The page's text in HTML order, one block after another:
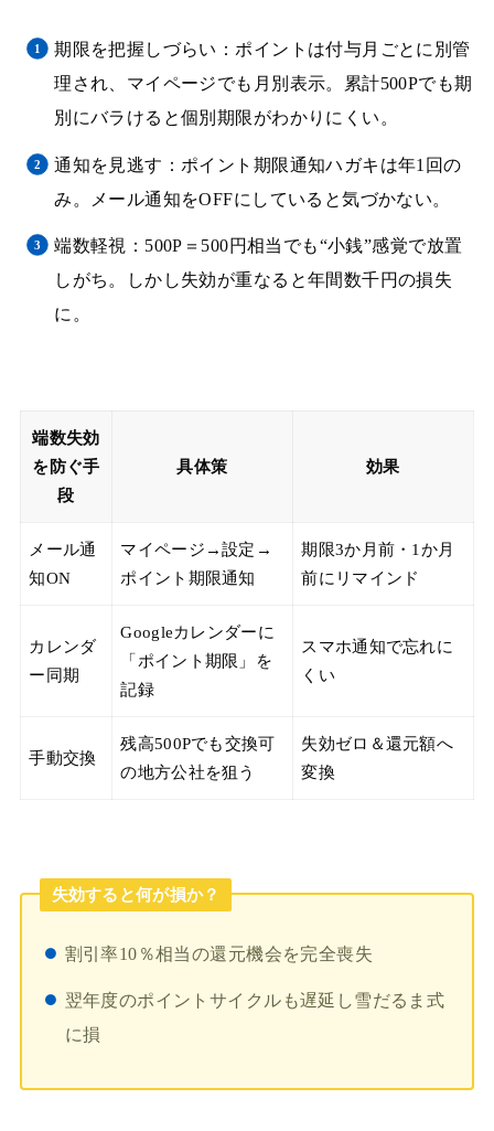
期限を把握しづらい：ポイントは付与月ごとに別管
理され、マイページでも月別表示。累計500Pでも期
別にバラけると個別期限がわかりにくい。
通知を見逃す：ポイント期限通知ハガキは年1回の
み。メール通知をOFFにしていると気づかない。
端数軽視：500P＝500円相当でも“小銭”感覚で放置
しがち。しかし失効が重なると年間数千円の損失
に。
端数失効
を防ぐ手
段
具体策 効果
メール通
知ON
マイページ→設定→
ポイント期限通知
期限3か月前・1か月
前にリマインド
カレンダ
ー同期
Googleカレンダーに
「ポイント期限」を
記録
スマホ通知で忘れに
くい
手動交換
残高500Pでも交換可
の地方公社を狙う
失効ゼロ＆還元額へ
変換
失効すると何が損か？
割引率10％相当の還元機会を完全喪失
翌年度のポイントサイクルも遅延し雪だるま式
に損